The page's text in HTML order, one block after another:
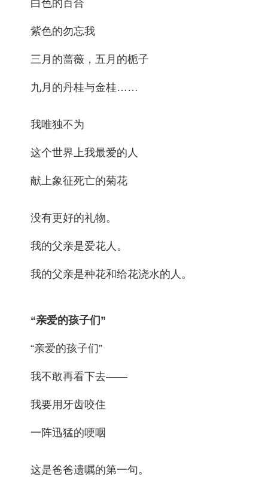
白色的百合
紫色的勿忘我
三月的蔷薇，五月的栀子
九月的丹桂与金桂……
我唯独不为
这个世界上我最爱的人
献上象征死亡的菊花
没有更好的礼物。
我的父亲是爱花人。
我的父亲是种花和给花浇水的人。
“亲爱的孩子们”
“亲爱的孩子们”
我不敢再看下去——
我要用牙齿咬住
一阵迅猛的哽咽
这是爸爸遗嘱的第一句。